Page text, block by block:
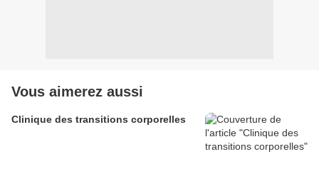
Vous aimerez aussi
Clinique des transitions corporelles